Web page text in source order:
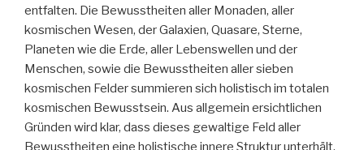
entfalten. Die Bewusstheiten aller Monaden, aller
kosmischen Wesen, der Galaxien, Quasare, Sterne,
Planeten wie die Erde, aller Lebenswellen und der
Menschen, sowie die Bewusstheiten aller sieben
kosmischen Felder summieren sich holistisch im totalen
kosmischen Bewusstsein. Aus allgemein ersichtlichen
Gründen wird klar, dass dieses gewaltige Feld aller
Bewusstheiten eine holistische innere Struktur unterhält,